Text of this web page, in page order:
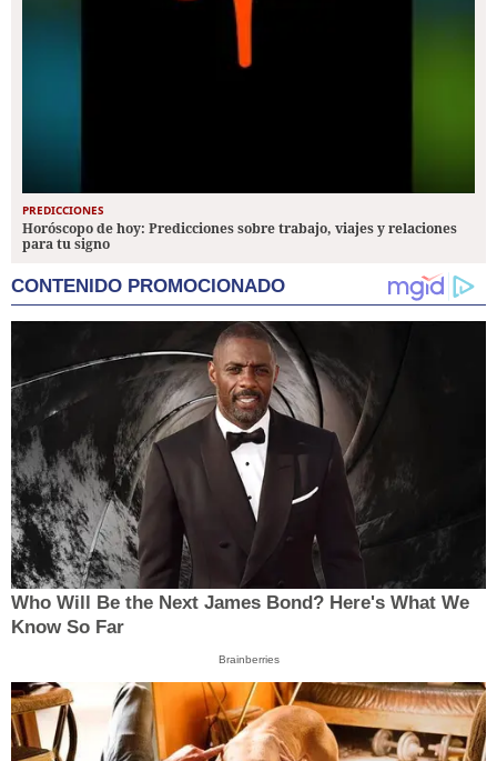
PREDICCIONES
Horóscopo de hoy: Predicciones sobre trabajo, viajes y relaciones
para tu signo
CONTENIDO PROMOCIONADO
Who Will Be the Next James Bond? Here's What We
Know So Far
Brainberries